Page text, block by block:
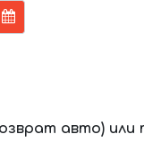
авто) или